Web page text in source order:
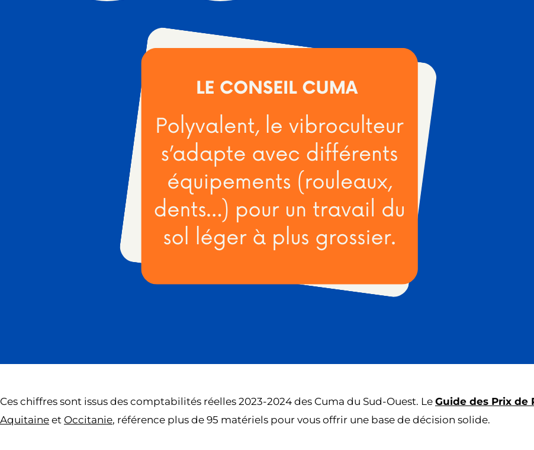
Ces chiffres sont issus des comptabilités réelles 2023-2024 des Cuma du Sud-Ouest. Le Guide des Prix de
Aquitaine et Occitanie, référence plus de 95 matériels pour vous offrir une base de décision solide.